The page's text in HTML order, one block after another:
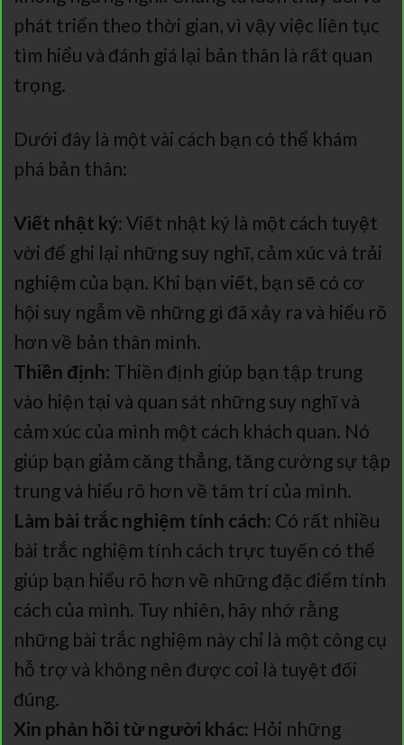
phát triển theo thời gian, vì vậy việc liên tục
tìm hiểu và đánh giá lại bản thân là rất quan
trọng.
Dưới đây là một vài cách bạn có thể khám
phá bản thân:
Viết nhật ký: Viết nhật ký là một cách tuyệt
vời để ghi lại những suy nghĩ, cảm xúc và trải
nghiệm của bạn. Khi bạn viết, bạn sẽ có cơ
hội suy ngẫm về những gì đã xảy ra và hiểu rõ
hơn về bản thân mình.
Thiền định: Thiền định giúp bạn tập trung
vào hiện tại và quan sát những suy nghĩ và
cảm xúc của mình một cách khách quan. Nó
giúp bạn giảm căng thẳng, tăng cường sự tập
trung và hiểu rõ hơn về tâm trí của mình.
Làm bài trắc nghiệm tính cách: Có rất nhiều
bài trắc nghiệm tính cách trực tuyến có thể
giúp bạn hiểu rõ hơn về những đặc điểm tính
cách của mình. Tuy nhiên, hãy nhớ rằng
những bài trắc nghiệm này chỉ là một công cụ
hỗ trợ và không nên được coi là tuyệt đối
đúng.
Xin phản hồi từ người khác: Hỏi những